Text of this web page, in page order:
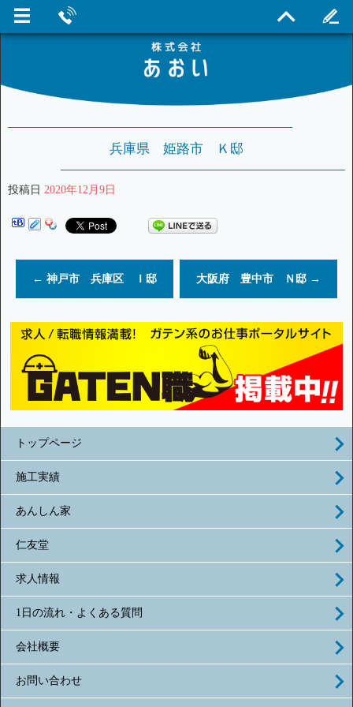
兵庫県 姫路市 Ｋ邸
投稿日 2020年12月9日
← 神戸市 兵庫区 Ｉ邸 大阪府 豊中市 Ｎ邸 →
トップページ
施工実績
あんしん家
仁友堂
求人情報
1日の流れ・よくある質問
会社概要
お問い合わせ